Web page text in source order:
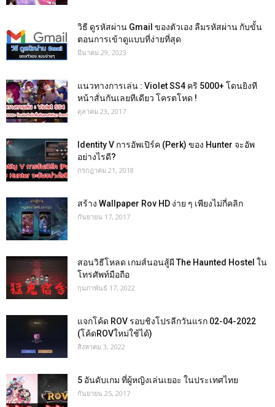
วิธี ดูรหัสผ่าน Gmail ของตัวเอง ลืมรหัสผ่าน กับขั้น
ตอนการเข้าดูแบบที่ง่ายที่สุด
มีนาคม 29, 2023
แนวทางการเล่น : Violet SS4 คริ 5000+ โดนยิงที
หน้าสั่นกันเลยทีเดียว โครตโหด !
ตุลาคม 23, 2017
Identity V การอัพเปิร์ค (Perk) ของ Hunter จะอัพ
อย่างไรดี?
กรกฎาคม 21, 2018
สร้าง Wallpaper Rov HD ง่าย ๆ เพียงไม่กี่คลิก
กันยายน 17, 2017
สอนวิธีโหลด เกมส์นอนสู้ผี The Haunted Hostel ใน
โทรศัพท์มือถือ
กุมภาพันธ์ 17, 2022
แจกโค้ด ROV รอบชิงโปรลีกวันแรก 02-04-2022
(โค้ดROVใหม่ใช้ได้)
สิงหาคม 3, 2022
5 อันดับเกม ที่ผู้หญิงเล่นเยอะ ในประเทศไทย
กันยายน 25, 2017